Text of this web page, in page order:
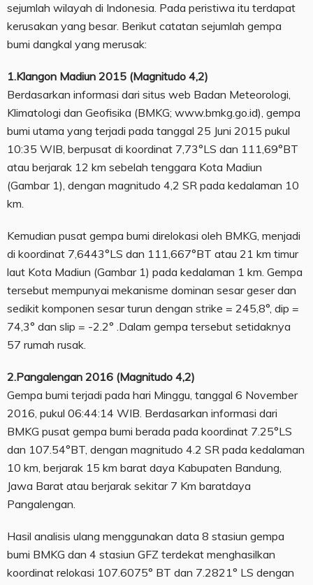
sejumlah wilayah di Indonesia. Pada peristiwa itu terdapat
kerusakan yang besar. Berikut catatan sejumlah gempa
bumi dangkal yang merusak:
1.Klangon Madiun 2015 (Magnitudo 4,2)
Berdasarkan informasi dari situs web Badan Meteorologi,
Klimatologi dan Geofisika (BMKG; www.bmkg.go.id), gempa
bumi utama yang terjadi pada tanggal 25 Juni 2015 pukul
10:35 WIB, berpusat di koordinat 7,73°LS dan 111,69°BT
atau berjarak 12 km sebelah tenggara Kota Madiun
(Gambar 1), dengan magnitudo 4,2 SR pada kedalaman 10
km.
Kemudian pusat gempa bumi direlokasi oleh BMKG, menjadi
di koordinat 7,6443°LS dan 111,667°BT atau 21 km timur
laut Kota Madiun (Gambar 1) pada kedalaman 1 km. Gempa
tersebut mempunyai mekanisme dominan sesar geser dan
sedikit komponen sesar turun dengan strike = 245,8°, dip =
74,3° dan slip = -2.2° .Dalam gempa tersebut setidaknya
57 rumah rusak.
2.Pangalengan 2016 (Magnitudo 4,2)
Gempa bumi terjadi pada hari Minggu, tanggal 6 November
2016, pukul 06:44:14 WIB. Berdasarkan informasi dari
BMKG pusat gempa bumi berada pada koordinat 7.25°LS
dan 107.54°BT, dengan magnitudo 4.2 SR pada kedalaman
10 km, berjarak 15 km barat daya Kabupaten Bandung,
Jawa Barat atau berjarak sekitar 7 Km baratdaya
Pangalengan.
Hasil analisis ulang menggunakan data 8 stasiun gempa
bumi BMKG dan 4 stasiun GFZ terdekat menghasilkan
koordinat relokasi 107.6075° BT dan 7.2821° LS dengan